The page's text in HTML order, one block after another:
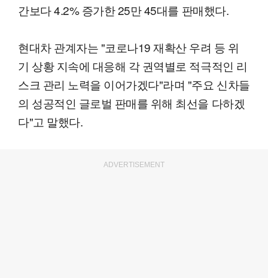
간보다 4.2% 증가한 25만 45대를 판매했다.
현대차 관계자는 "코로나19 재확산 우려 등 위
기 상황 지속에 대응해 각 권역별로 적극적인 리
스크 관리 노력을 이어가겠다"라며 "주요 신차들
의 성공적인 글로벌 판매를 위해 최선을 다하겠
다"고 말했다.
ADVERTISEMENT